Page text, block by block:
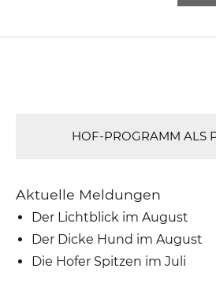
HOF-PROGRAMM ALS
Aktuelle Meldungen
Der Lichtblick im August
Der Dicke Hund im August
Die Hofer Spitzen im Juli